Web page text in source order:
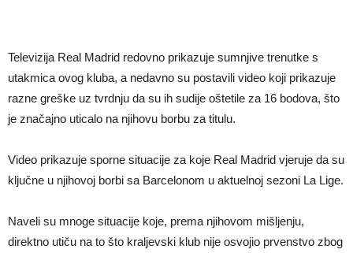
telefonom i plakao
Televizija Real Madrid redovno prikazuje sumnjive trenutke s
utakmica ovog kluba, a nedavno su postavili video koji prikazuje
razne greške uz tvrdnju da su ih sudije oštetile za 16 bodova, što
je značajno uticalo na njihovu borbu za titulu.
Video prikazuje sporne situacije za koje Real Madrid vjeruje da su
ključne u njihovoj borbi sa Barcelonom u aktuelnoj sezoni La Lige.
Naveli su mnoge situacije koje, prema njihovom mišljenju,
direktno utiču na to što kraljevski klub nije osvojio prvenstvo zbog